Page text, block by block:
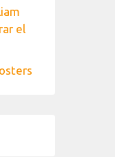
el